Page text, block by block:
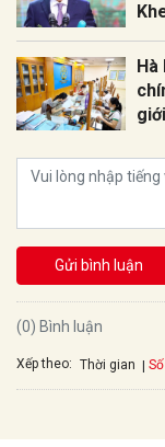
Hà
Gửi bình luận
(0) Bình luận
Xếp theo: Thời gian